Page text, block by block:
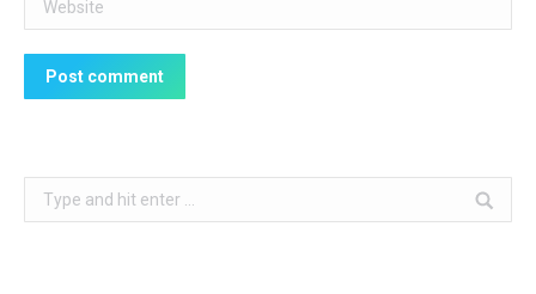
Post comment
Search: